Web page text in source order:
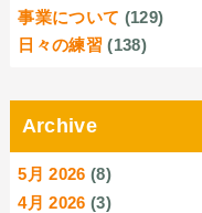
事業について (129)
日々の練習 (138)
Archive
5月 2026 (8)
4月 2026 (3)